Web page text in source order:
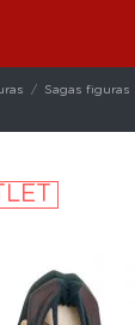
Sagas figuras